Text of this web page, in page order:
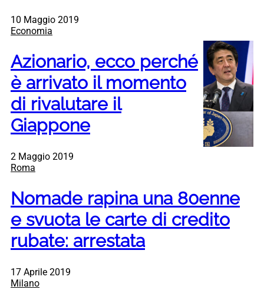
10 Maggio 2019
Economia
Azionario, ecco perché
è arrivato il momento
di rivalutare il
Giappone
2 Maggio 2019
Roma
Nomade rapina una 80enne
e svuota le carte di credito
rubate: arrestata
17 Aprile 2019
Milano